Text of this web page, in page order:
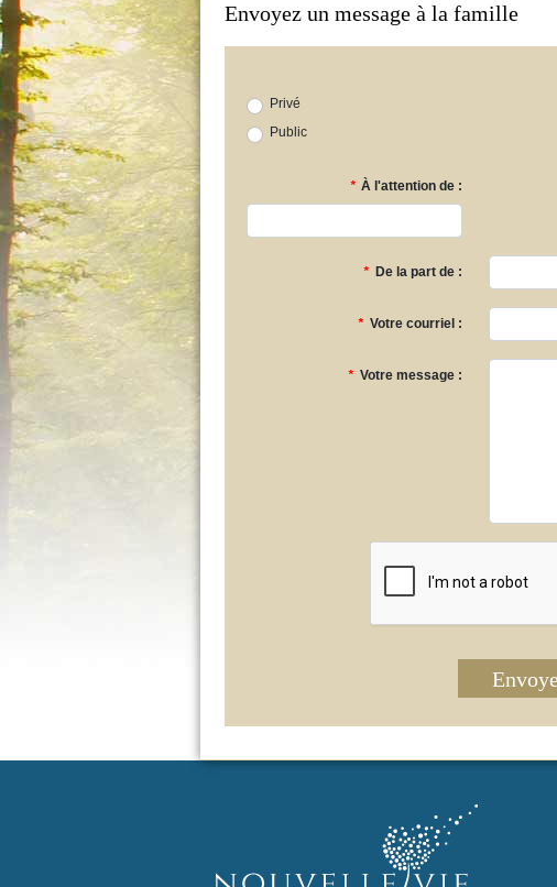
Envoyez un message à la famille
Privé
Public
* À l'attention de :
* De la part de :
* Votre courriel :
* Votre message :